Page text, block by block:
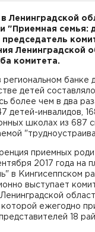
Ленинградской
"Приемная семья:
Ленинградской
комитета.
региональном банке
детей составляло
более чем в два
детей-инвалидов,
школах из 687
приемных
2017 года на
в Кингисеппском
выступает
ежегодно
18